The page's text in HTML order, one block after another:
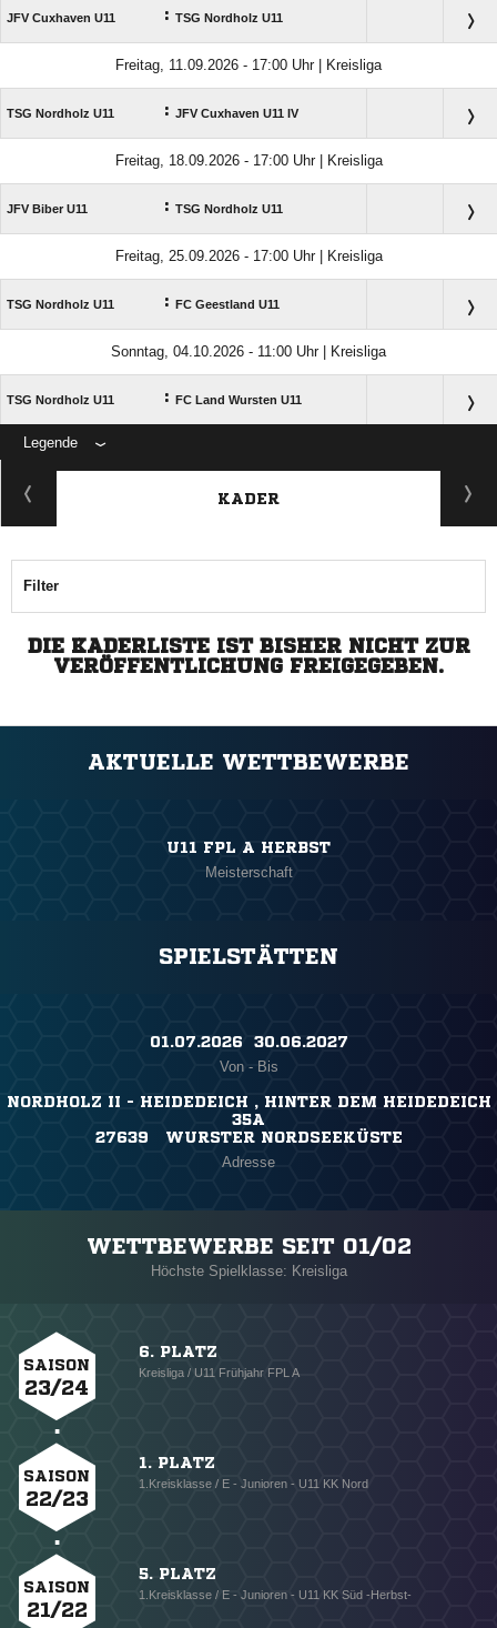
JFV Cuxhaven U11 : TSG Nordholz U11
Freitag, 11.09.2026 - 17:00 Uhr | Kreisliga
TSG Nordholz U11 : JFV Cuxhaven U11 IV
Freitag, 18.09.2026 - 17:00 Uhr | Kreisliga
JFV Biber U11 : TSG Nordholz U11
Freitag, 25.09.2026 - 17:00 Uhr | Kreisliga
TSG Nordholz U11 : FC Geestland U11
Sonntag, 04.10.2026 - 11:00 Uhr | Kreisliga
TSG Nordholz U11 : FC Land Wursten U11
Legende
ANZEIGE
KADER
Filter
DIE KADERLISTE IST BISHER NICHT ZUR
VERÖFFENTLICHUNG FREIGEGEBEN.
AKTUELLE WETTBEWERBE
U11 FPL A HERBST
Meisterschaft
SPIELSTÄTTEN
01.07.2026 ​ 30.06.2027
Von - Bis
NORDHOLZ II - HEIDEDEICH , HINTER DEM HEIDEDEICH
35A
27639 WURSTER NORDSEEKÜSTE
Adresse
WETTBEWERBE SEIT 01/02
Höchste Spielklasse: Kreisliga
SAISON
23/24
6. PLATZ
Kreisliga / U11 Frühjahr FPL A
SAISON
22/23
1. PLATZ
1.Kreisklasse / E - Junioren - U11 KK Nord
SAISON
21/22
5. PLATZ
1.Kreisklasse / E - Junioren - U11 KK Süd -Herbst-